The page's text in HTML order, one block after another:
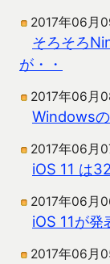
2017年06月
そろそろ
が・・
2017年06月
Windows
2017年06月
iOS 11 は
2017年06月
iOS 11が発
2017年06月